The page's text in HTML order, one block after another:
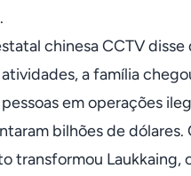
chinesa CCTV disse
a família
em operações
bilhões de dólares.
transformou Laukkaing,